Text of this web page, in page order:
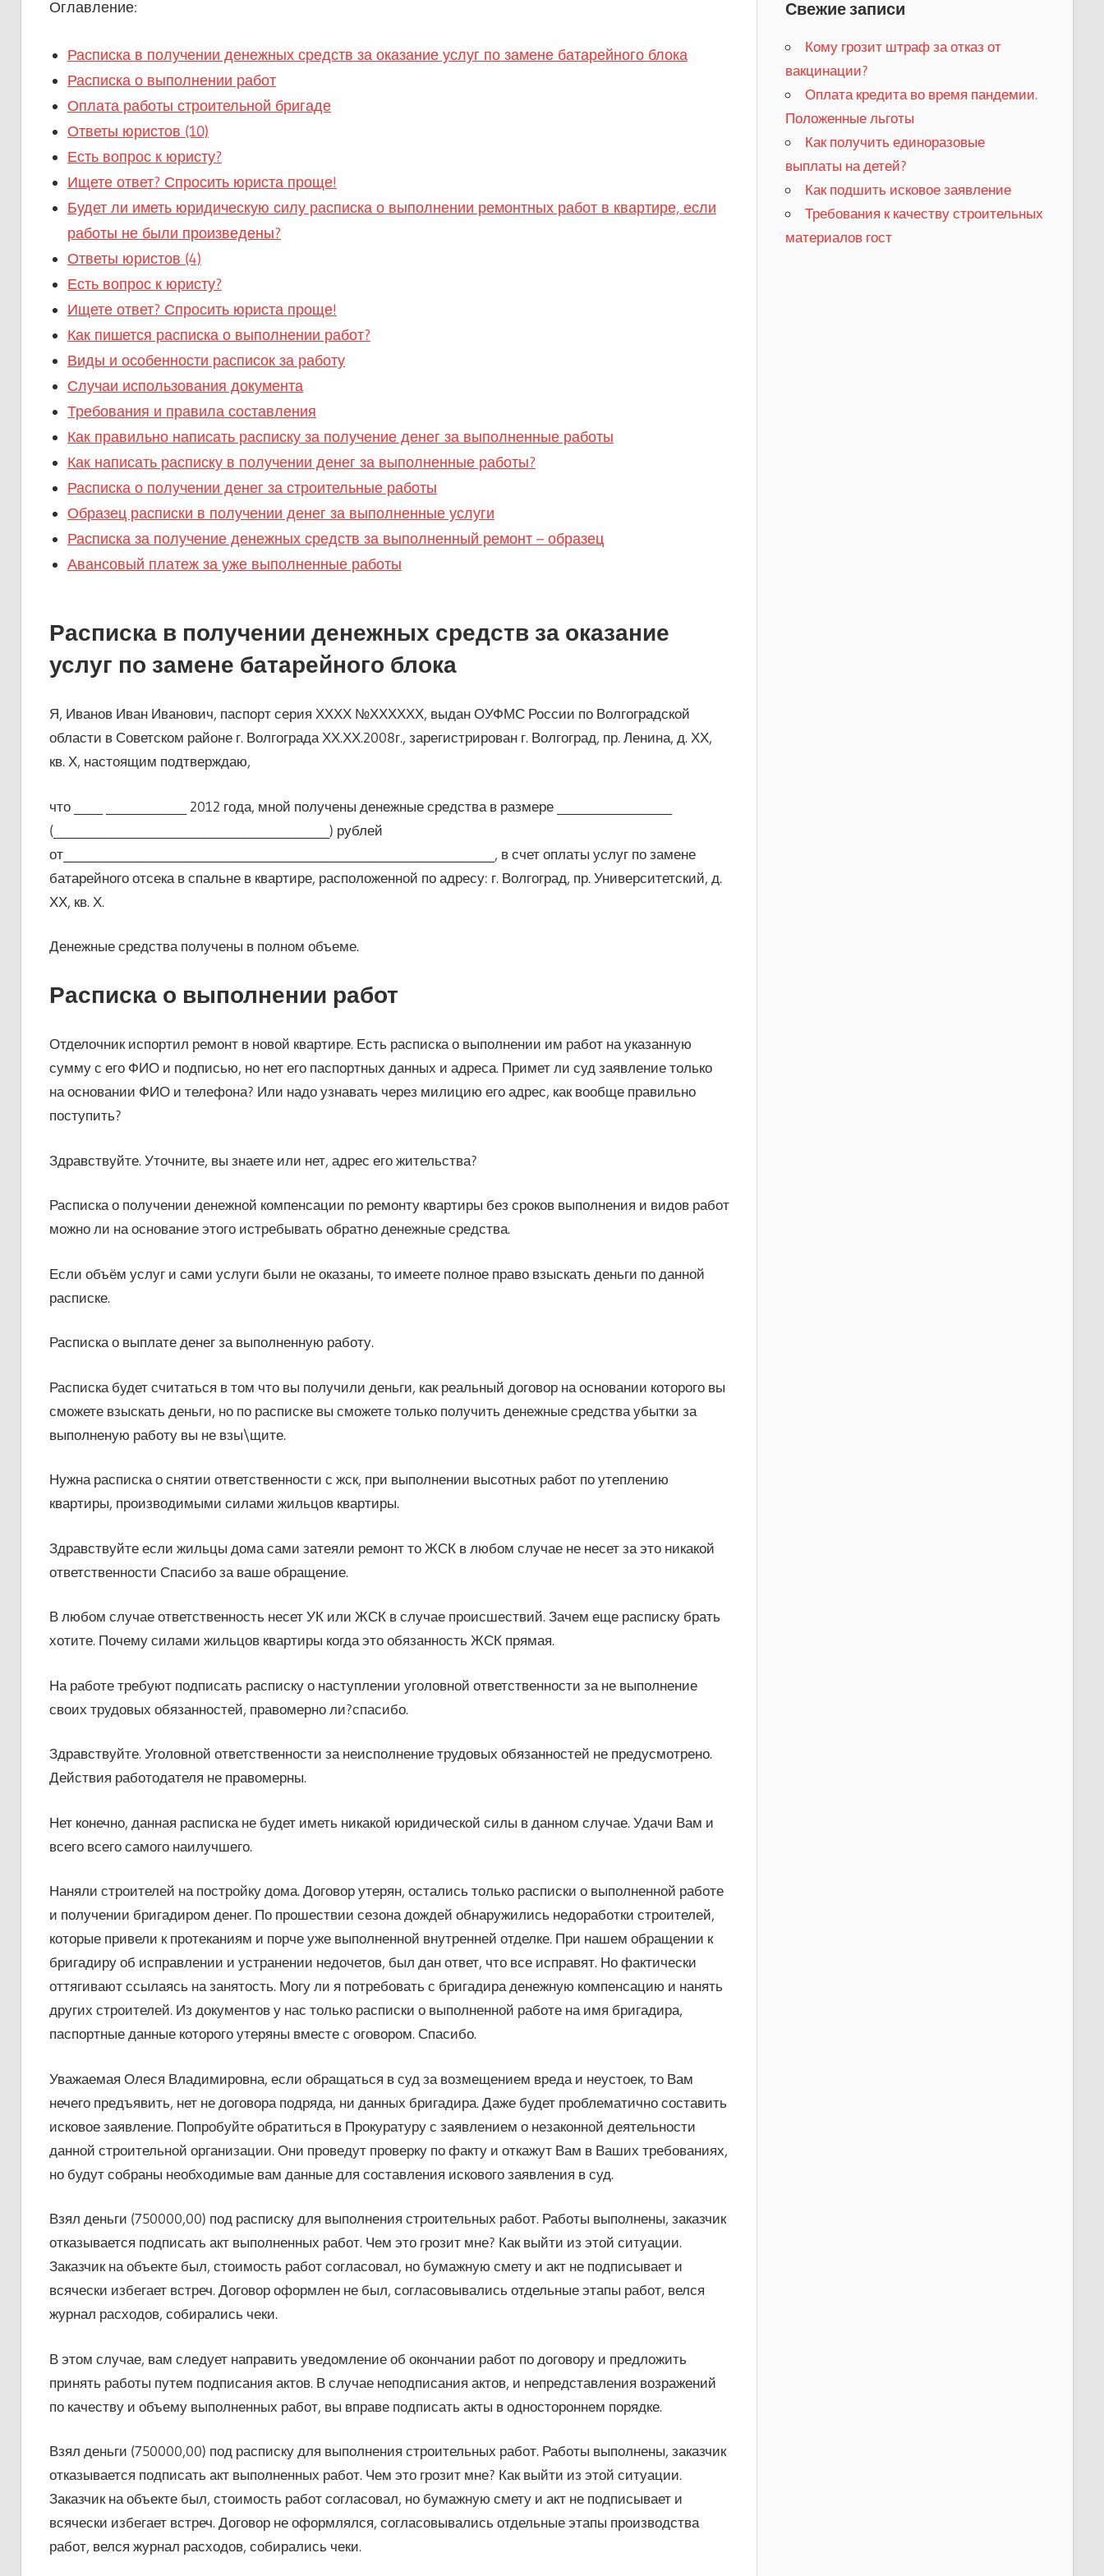
Оглавление:
Расписка в получении денежных средств за оказание услуг по замене батарейного блока
Расписка о выполнении работ
Оплата работы строительной бригаде
Ответы юристов (10)
Есть вопрос к юристу?
Ищете ответ? Спросить юриста проще!
Будет ли иметь юридическую силу расписка о выполнении ремонтных работ в квартире, если
работы не были произведены?
Ответы юристов (4)
Есть вопрос к юристу?
Ищете ответ? Спросить юриста проще!
Как пишется расписка о выполнении работ?
Виды и особенности расписок за работу
Случаи использования документа
Требования и правила составления
Как правильно написать расписку за получение денег за выполненные работы
Как написать расписку в получении денег за выполненные работы?
Расписка о получении денег за строительные работы
Образец расписки в получении денег за выполненные услуги
Расписка за получение денежных средств за выполненный ремонт – образец
Авансовый платеж за уже выполненные работы
Расписка в получении денежных средств за оказание
услуг по замене батарейного блока
Я, Иванов Иван Иванович, паспорт серия ХХХХ №ХХХХХХ, выдан ОУФМС России по Волгоградской
области в Советском районе г. Волгограда ХХ.ХХ.2008г., зарегистрирован г. Волгоград, пр. Ленина, д. ХХ,
кв. Х, настоящим подтверждаю,
что _____ ______________ 2012 года, мной получены денежные средства в размере ____________________
(________________________________________________) рублей
от___________________________________________________________________________, в счет оплаты услуг по замене
батарейного отсека в спальне в квартире, расположенной по адресу: г. Волгоград, пр. Университетский, д.
ХХ, кв. Х.
Денежные средства получены в полном объеме.
Расписка о выполнении работ
Отделочник испортил ремонт в новой квартире. Есть расписка о выполнении им работ на указанную
сумму с его ФИО и подписью, но нет его паспортных данных и адреса. Примет ли суд заявление только
на основании ФИО и телефона? Или надо узнавать через милицию его адрес, как вообще правильно
поступить?
Здравствуйте. Уточните, вы знаете или нет, адрес его жительства?
Расписка о получении денежной компенсации по ремонту квартиры без сроков выполнения и видов работ
можно ли на основание этого истребывать обратно денежные средства.
Если объём услуг и сами услуги были не оказаны, то имеете полное право взыскать деньги по данной
расписке.
Расписка о выплате денег за выполненную работу.
Расписка будет считаться в том что вы получили деньги, как реальный договор на основании которого вы
сможете взыскать деньги, но по расписке вы сможете только получить денежные средства убытки за
выполненую работу вы не взы\щите.
Нужна расписка о снятии ответственности с жск, при выполнении высотных работ по утеплению
квартиры, производимыми силами жильцов квартиры.
Здравствуйте если жильцы дома сами затеяли ремонт то ЖСК в любом случае не несет за это никакой
ответственности Спасибо за ваше обращение.
В любом случае ответственность несет УК или ЖСК в случае происшествий. Зачем еще расписку брать
хотите. Почему силами жильцов квартиры когда это обязанность ЖСК прямая.
На работе требуют подписать расписку о наступлении уголовной ответственности за не выполнение
своих трудовых обязанностей, правомерно ли?спасибо.
Здравствуйте. Уголовной ответственности за неисполнение трудовых обязанностей не предусмотрено.
Действия работодателя не правомерны.
Нет конечно, данная расписка не будет иметь никакой юридической силы в данном случае. Удачи Вам и
всего всего самого наилучшего.
Наняли строителей на постройку дома. Договор утерян, остались только расписки о выполненной работе
и получении бригадиром денег. По прошествии сезона дождей обнаружились недоработки строителей,
которые привели к протеканиям и порче уже выполненной внутренней отделке. При нашем обращении к
бригадиру об исправлении и устранении недочетов, был дан ответ, что все исправят. Но фактически
оттягивают ссылаясь на занятость. Могу ли я потребовать с бригадира денежную компенсацию и нанять
других строителей. Из документов у нас только расписки о выполненной работе на имя бригадира,
паспортные данные которого утеряны вместе с оговором. Спасибо.
Уважаемая Олеся Владимировна, если обращаться в суд за возмещением вреда и неустоек, то Вам
нечего предъявить, нет не договора подряда, ни данных бригадира. Даже будет проблематично составить
исковое заявление. Попробуйте обратиться в Прокуратуру с заявлением о незаконной деятельности
данной строительной организации. Они проведут проверку по факту и откажут Вам в Ваших требованиях,
но будут собраны необходимые вам данные для составления искового заявления в суд.
Взял деньги (750000,00) под расписку для выполнения строительных работ. Работы выполнены, заказчик
отказывается подписать акт выполненных работ. Чем это грозит мне? Как выйти из этой ситуации.
Заказчик на объекте был, стоимость работ согласовал, но бумажную смету и акт не подписывает и
всячески избегает встреч. Договор оформлен не был, согласовывались отдельные этапы работ, велся
журнал расходов, собирались чеки.
В этом случае, вам следует направить уведомление об окончании работ по договору и предложить
принять работы путем подписания актов. В случае неподписания актов, и непредставления возражений
по качеству и объему выполненных работ, вы вправе подписать акты в одностороннем порядке.
Взял деньги (750000,00) под расписку для выполнения строительных работ. Работы выполнены, заказчик
отказывается подписать акт выполненных работ. Чем это грозит мне? Как выйти из этой ситуации.
Заказчик на объекте был, стоимость работ согласовал, но бумажную смету и акт не подписывает и
всячески избегает встреч. Договор не оформлялся, согласовывались отдельные этапы производства
работ, велся журнал расходов, собирались чеки.
Свежие записи
Кому грозит штраф за отказ от
вакцинации?
​Оплата кредита во время пандемии.
Положенные льготы
​Как получить единоразовые
выплаты на детей?
Как подшить исковое заявление
Требования к качеству строительных
материалов гост